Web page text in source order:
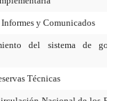
y Comunicados
del sistema de
Técnicas